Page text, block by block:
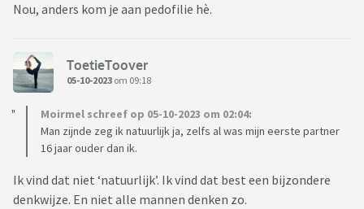
Nou, anders kom je aan pedofilie hè.
ToetieToover
05-10-2023 om 09:18
Moirmel schreef op 05-10-2023 om 02:04:
Man zijnde zeg ik natuurlijk ja, zelfs al was mijn eerste partner
16 jaar ouder dan ik.
Ik vind dat niet ‘natuurlijk’. Ik vind dat best een bijzondere
denkwijze. En niet alle mannen denken zo.